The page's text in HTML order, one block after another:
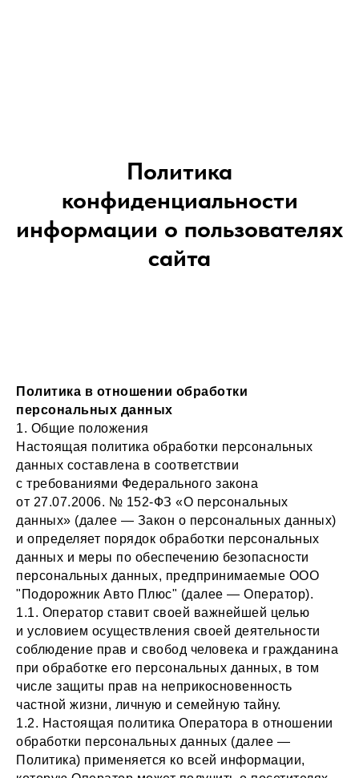
Политика
конфиденциальности
информации о пользователях
сайта
Политика в отношении обработки
персональных данных
1. Общие положения
Настоящая политика обработки персональных
данных составлена в соответствии
с требованиями Федерального закона
от 27.07.2006. № 152-ФЗ «О персональных
данных» (далее — Закон о персональных данных)
и определяет порядок обработки персональных
данных и меры по обеспечению безопасности
персональных данных, предпринимаемые ООО
"Подорожник Авто Плюс" (далее — Оператор).
1.1. Оператор ставит своей важнейшей целью
и условием осуществления своей деятельности
соблюдение прав и свобод человека и гражданина
при обработке его персональных данных, в том
числе защиты прав на неприкосновенность
частной жизни, личную и семейную тайну.
1.2. Настоящая политика Оператора в отношении
обработки персональных данных (далее —
Политика) применяется ко всей информации,